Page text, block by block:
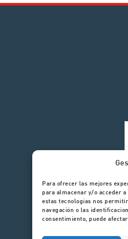
Para ofrecer las mejores
para almacenar y/o acceder
estas tecnologías nos
navegación o las
consentimiento, puede